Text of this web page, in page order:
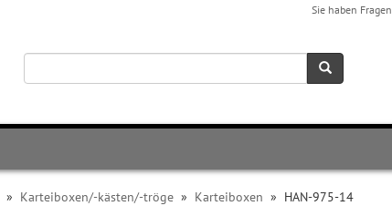
Sie haben Fragen
» Karteiboxen/-kästen/-tröge » Karteiboxen » HAN-975-14